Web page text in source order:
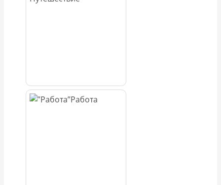
Работа